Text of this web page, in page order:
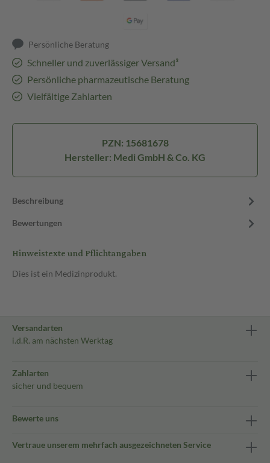
Persönliche Beratung
Schneller und zuverlässiger Versand³
Persönliche pharmazeutische Beratung
Vielfältige Zahlarten
PZN: 15681678
Hersteller: Medi GmbH & Co. KG
Beschreibung
Bewertungen
Hinweistexte und Pflichtangaben
Dies ist ein Medizinprodukt.
Versandarten
i.d.R. am nächsten Werktag
Zahlarten
sicher und bequem
Bewerte uns
Vertraue unserem mehrfach ausgezeichneten Service